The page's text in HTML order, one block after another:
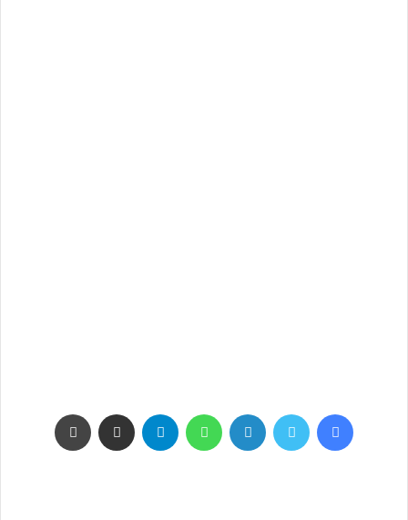
فيسبوك تويتر لينكدإن واتساب تيلقرام مشاركة عبر البريد